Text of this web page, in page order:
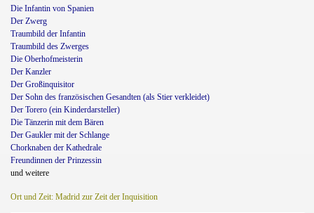
Die Infantin von Spanien
Der Zwerg
Traumbild der Infantin
Traumbild des Zwerges
Die Oberhofmeisterin
Der Kanzler
Der Großinquisitor
Der Sohn des französischen Gesandten (als Stier verkleidet)
Der Torero (ein Kinderdarsteller)
Die Tänzerin mit dem Bären
Der Gaukler mit der Schlange
Chorknaben der Kathedrale
Freundinnen der Prinzessin
und weitere
Ort und Zeit: Madrid zur Zeit der Inquisition